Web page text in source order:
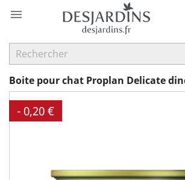

Boite pour chat Proplan Delicate
- 0,20 €